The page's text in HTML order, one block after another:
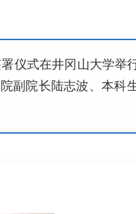
仪式在井冈山大学举行
副院长陆志波、本科